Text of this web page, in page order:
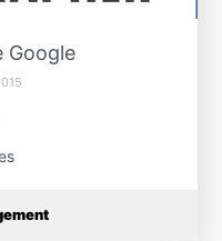
Google